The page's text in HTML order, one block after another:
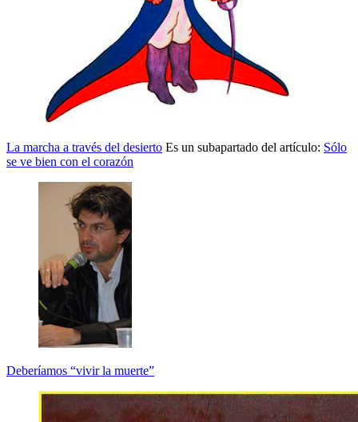
La marcha a través del desierto Es un subapartado del artículo: Sólo
se ve bien con el corazón
Deberíamos “vivir la muerte”